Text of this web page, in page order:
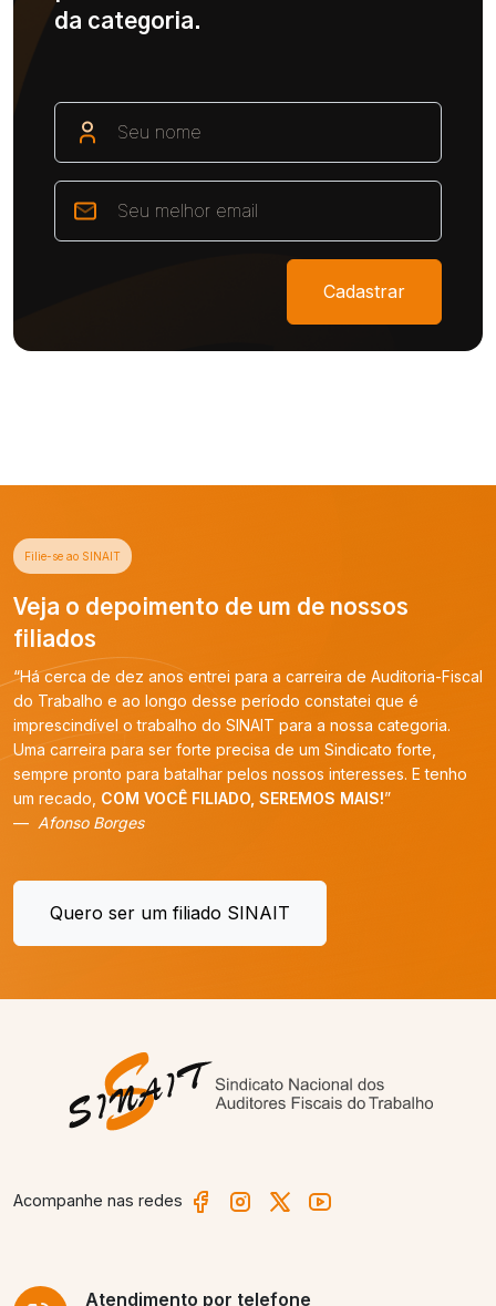
da categoria.
Cadastrar
Filie-se ao SINAIT
Veja o depoimento de um de nossos
filiados
“Há cerca de dez anos entrei para a carreira de Auditoria-Fiscal
do Trabalho e ao longo desse período constatei que é
imprescindível o trabalho do SINAIT para a nossa categoria.
Uma carreira para ser forte precisa de um Sindicato forte,
sempre pronto para batalhar pelos nossos interesses. E tenho
um recado, COM VOCÊ FILIADO, SEREMOS MAIS!”
Afonso Borges
Quero ser um filiado SINAIT
Acompanhe nas redes
Atendimento por telefone